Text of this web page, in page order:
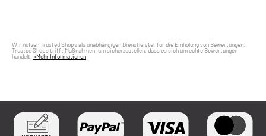
Wir nutzen Trusted Shops als unabhängigen Dienstleister für die Einholung von Bewertungen.
Trusted Shops trifft Maßnahmen, um sicherzustellen, dass es sich um echte Bewertungen
handelt. »Mehr Informationen